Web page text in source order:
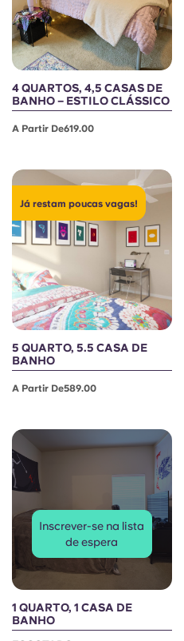
4 QUARTOS, 4,5 CASAS DE
BANHO – ESTILO CLÁSSICO
A Partir De619.00
Já restam poucas vagas!
5 QUARTO, 5.5 CASA DE
BANHO
A Partir De589.00
Inscrever-se na lista
de espera
1 QUARTO, 1 CASA DE
BANHO